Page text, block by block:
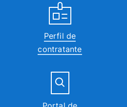
Perfil de
contratante